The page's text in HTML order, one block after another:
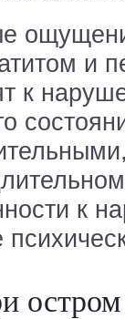
и
к
к
остром